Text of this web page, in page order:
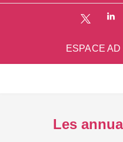
ESPACE AD
Les